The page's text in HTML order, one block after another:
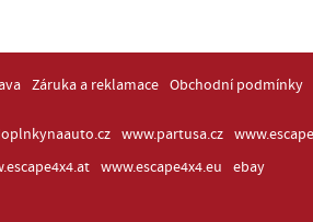
Záruka a reklamace Obchodní podmínky
www.partusa.cz
www.escape4x4.eu ebay